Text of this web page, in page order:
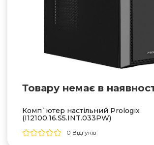
Товару немає в
Комп`ютер настільний Prologix
(I12100.16.S5.INT.033PW)
0 Відгуків